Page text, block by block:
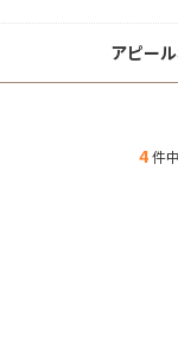
アピー
4件